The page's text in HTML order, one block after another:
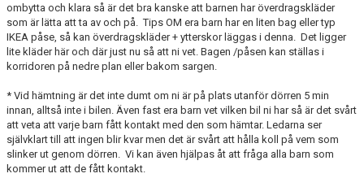
ombytta och klara så är det bra kanske att barnen har överdragskläder
som är lätta att ta av och på. Tips OM era barn har en liten bag eller typ
IKEA påse, så kan överdragskläder + ytterskor läggas i denna. Det ligger
lite kläder här och där just nu så att ni vet. Bagen /påsen kan ställas i
korridoren på nedre plan eller bakom sargen.
* Vid hämtning är det inte dumt om ni är på plats utanför dörren 5 min
innan, alltså inte i bilen. Även fast era barn vet vilken bil ni har så är det svårt
att veta att varje barn fått kontakt med den som hämtar. Ledarna ser
självklart till att ingen blir kvar men det är svårt att hålla koll på vem som
slinker ut genom dörren. Vi kan även hjälpas åt att fråga alla barn som
kommer ut att de fått kontakt.